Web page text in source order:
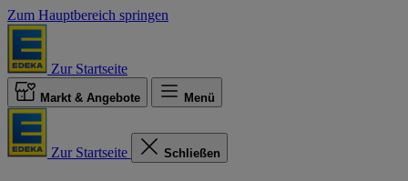
Zum Hauptbereich springen
Zur Startseite
Markt & Angebote Menü
Zur Startseite Schließen